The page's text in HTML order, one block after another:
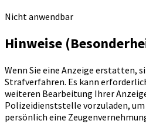
Nicht anwendbar
Hinweise
Wenn Sie eine Anzeige erstatten,
Strafverfahren. Es kann
weiteren Bearbeitung Ihrer
Polizeidienststelle vorzuladen,
persönlich eine